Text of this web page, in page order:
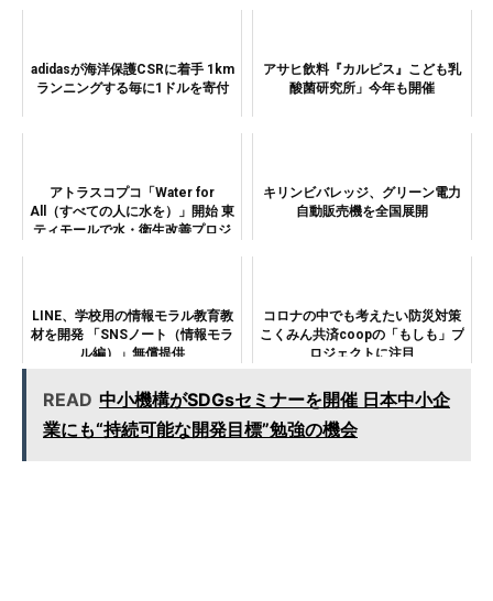
adidasが海洋保護CSRに着手 1km
ランニングする毎に1ドルを寄付
アサヒ飲料『カルピス』こども乳
酸菌研究所」今年も開催
アトラスコプコ「Water for
All（すべての人に水を）」開始 東
ティモールで水・衛生改善プロジ
キリンビバレッジ、グリーン電力
自動販売機を全国展開
LINE、学校用の情報モラル教育教
材を開発 「SNSノート（情報モラ
ル編）」無償提供
コロナの中でも考えたい防災対策
こくみん共済coopの「もしも」プ
ロジェクトに注目
READ 中小機構がSDGsセミナーを開催 日本中小企
業にも“持続可能な開発目標”勉強の機会